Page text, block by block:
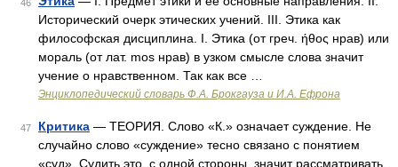
46
Исторический очерк этических учений. III. Этика как
философская дисциплина. I. Этика (от греч. ήθος нрав) или
мораль (от лат. mos нрав) в узком смысле слова значит
учение о нравственном. Так как все …
Энциклопедический словарь Ф.А. Брокгауза и И.А. Ефрона
47 Критика — ТЕОРИЯ. Слово «К.» означает суждение. Не
случайно слово «суждение» тесно связано с понятием
«суд». Судить это, с одной стороны, значит рассматривать,